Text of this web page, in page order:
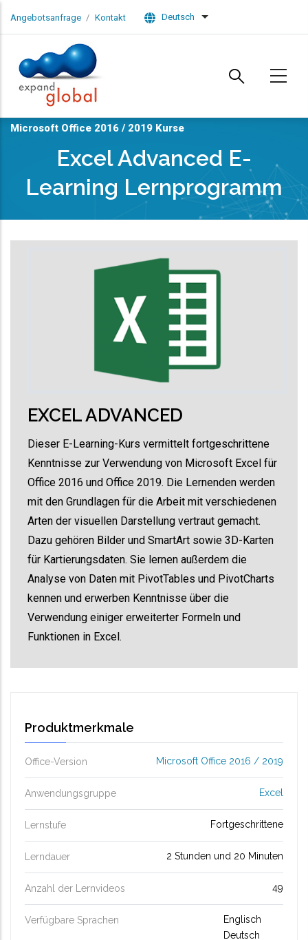
Angebotsanfrage Kontakt Deutsch List additional actions
Microsoft Office 2016 / 2019 Kurse
Excel Advanced E-
Learning Lernprogramm
EXCEL ADVANCED
Dieser E-Learning-Kurs vermittelt fortgeschrittene
Kenntnisse zur Verwendung von Microsoft Excel für
Office 2016 und Office 2019. Die Lernenden werden
mit den Grundlagen für die Arbeit mit verschiedenen
Arten der visuellen Darstellung vertraut gemacht.
Dazu gehören Bilder und SmartArt sowie 3D-Karten
für Kartierungsdaten. Sie lernen außerdem die
Analyse von Daten mit PivotTables und PivotCharts
kennen und erwerben Kenntnisse über die
Verwendung einiger erweiterter Formeln und
Funktionen in Excel.
Produktmerkmale
Office-Version Microsoft Office 2016 / 2019
Anwendungsgruppe Excel
Lernstufe Fortgeschrittene
Lerndauer 2 Stunden und 20 Minuten
Anzahl der Lernvideos 49
Verfügbare Sprachen
Englisch
Deutsch